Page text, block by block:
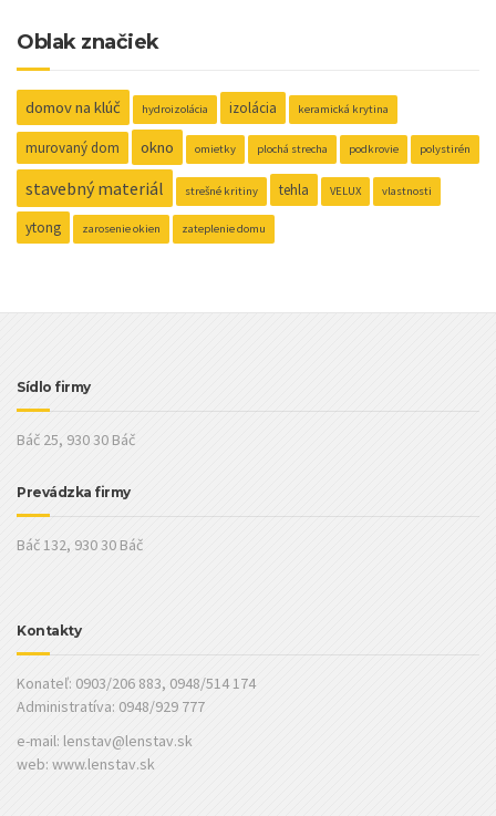
Oblak značiek
domov na klúč hydroizolácia izolácia keramická krytina
murovaný dom okno omietky plochá strecha podkrovie polystirén
stavebný materiál strešné kritiny tehla VELUX vlastnosti
ytong zarosenie okien zateplenie domu
Sídlo firmy
Báč 25, 930 30 Báč
Prevádzka firmy
Báč 132, 930 30 Báč
Kontakty
Konateľ: 0903/206 883, 0948/514 174
Administratíva: 0948/929 777
e-mail: lenstav@lenstav.sk
web: www.lenstav.sk